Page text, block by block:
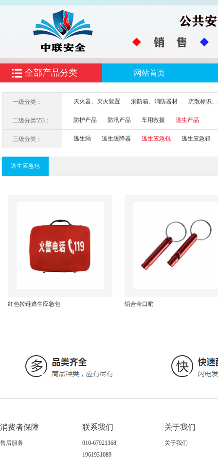
全部产品分类 网站首页
一级分类： 灭火器、灭火装置 消防箱、消防器材 疏散标识
二级分类553： 防护产品 防汛产品 车用救援 逃生产品
三级分类： 逃生绳 逃生缓降器 逃生应急包 逃生应急箱
逃生应急包
红色拉链逃生应急包 铝合金口哨
消费者保障
售后服务
联系我们
010-67921368
1961931089
关于我们
关于我们